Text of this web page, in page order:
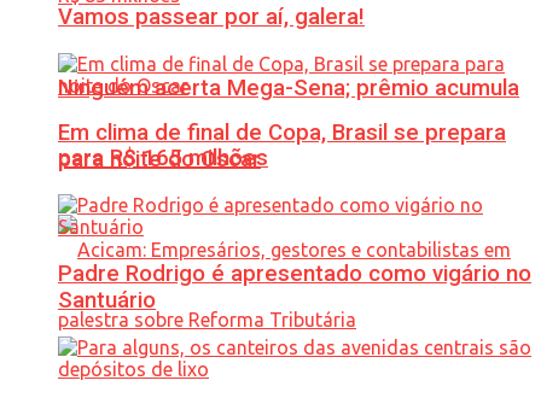
Ninguém acerta Mega-Sena; prêmio acumula
para R$ 165 milhões
Vamos passear por aí, galera!
Em clima de final de Copa, Brasil se prepara
para noite do Oscar
Padre Rodrigo é apresentado como vigário no
Santuário